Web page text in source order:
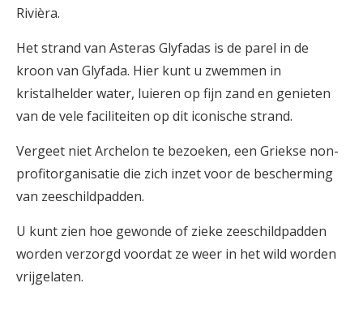
Rivièra.
Het strand van Asteras Glyfadas is de parel in de
kroon van Glyfada. Hier kunt u zwemmen in
kristalhelder water, luieren op fijn zand en genieten
van de vele faciliteiten op dit iconische strand.
Vergeet niet Archelon te bezoeken, een Griekse non-
profitorganisatie die zich inzet voor de bescherming
van zeeschildpadden.
U kunt zien hoe gewonde of zieke zeeschildpadden
worden verzorgd voordat ze weer in het wild worden
vrijgelaten.